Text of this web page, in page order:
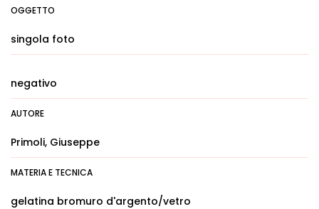
OGGETTO
singola foto
negativo
AUTORE
Primoli, Giuseppe
MATERIA E TECNICA
gelatina bromuro d'argento/vetro